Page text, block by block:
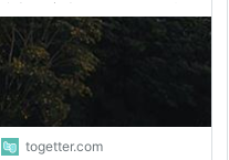
をツイート
togetter.com